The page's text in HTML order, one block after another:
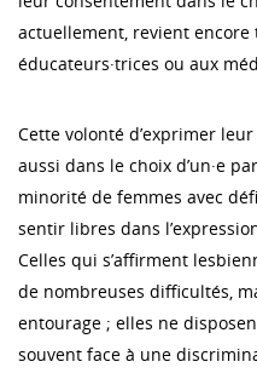
actuellement, revient
éducateurs·trices ou aux
Cette volonté d’exprimer
aussi dans le choix d’un·e
minorité de femmes avec
sentir libres dans
Celles qui s’affirment
de nombreuses difficultés,
entourage ; elles ne
souvent face à une